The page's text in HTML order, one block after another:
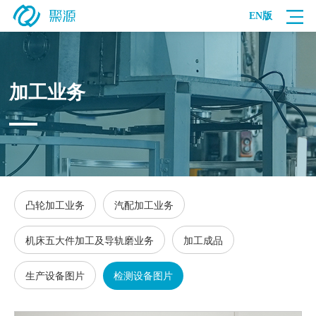
EN版
加工业务
凸轮加工业务 汽配加工业务
机床五大件加工及导轨磨业务 加工成品
生产设备图片 检测设备图片